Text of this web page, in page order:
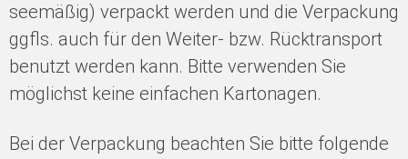
seemäßig) verpackt werden und die Verpackung
ggfls. auch für den Weiter- bzw. Rücktransport
benutzt werden kann. Bitte verwenden Sie
möglichst keine einfachen Kartonagen.
Bei der Verpackung beachten Sie bitte folgende